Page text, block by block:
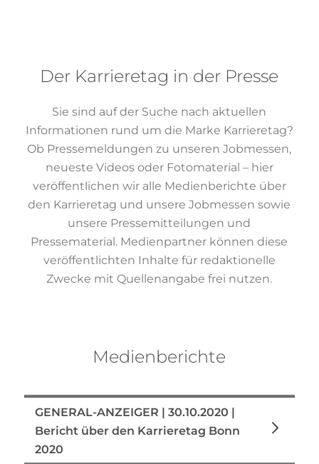
Der Karrieretag in der Presse
Sie sind auf der Suche nach aktuellen
Informationen rund um die Marke Karrieretag?
Ob Pressemeldungen zu unseren Jobmessen,
neueste Videos oder Fotomaterial – hier
veröffentlichen wir alle Medienberichte über
den Karrieretag und unsere Jobmessen sowie
unsere Pressemitteilungen und
Pressematerial. Medienpartner können diese
veröffentlichten Inhalte für redaktionelle
Zwecke mit Quellenangabe frei nutzen.
Medienberichte
GENERAL-ANZEIGER | 30.10.2020 |
Bericht über den Karrieretag Bonn
2020